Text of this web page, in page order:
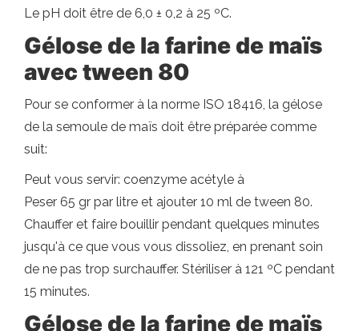
Le pH doit être de 6,0 ± 0,2 à 25 ºC.
Gélose de la farine de maïs
avec tween 80
Pour se conformer à la norme ISO 18416, la gélose
de la semoule de maïs doit être préparée comme
suit:
Peut vous servir: coenzyme acétyle à
Peser 65 gr par litre et ajouter 10 ml de tween 80.
Chauffer et faire bouillir pendant quelques minutes
jusqu'à ce que vous vous dissoliez, en prenant soin
de ne pas trop surchauffer. Stériliser à 121 ºC pendant
15 minutes.
Gélose de la farine de maïs